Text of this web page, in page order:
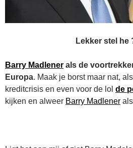
Lekker stel he
Barry Madlener als de
Europa. Maak je borst maar nat,
kreditcrisis en even voor de lol de
kijken en alweer Barry Madlener